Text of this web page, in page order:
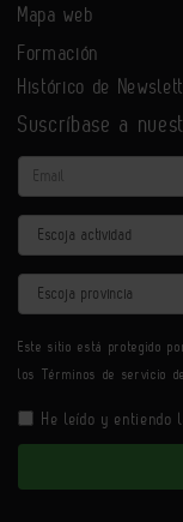
Mapa web
Formación
Histórico de
Suscríbase a
Email
Actividad
Provincia
Este sitio está protegido
los Términos de servicio
He leído y entiendo